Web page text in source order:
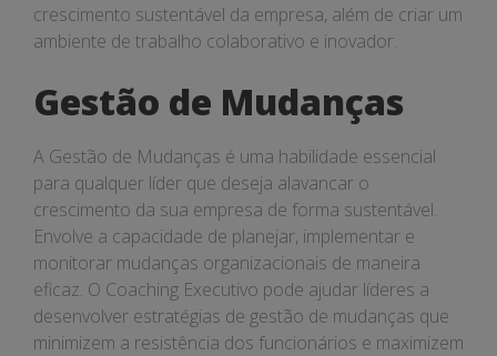
crescimento sustentável da empresa, além de criar um
ambiente de trabalho colaborativo e inovador.
Gestão de Mudanças
A Gestão de Mudanças é uma habilidade essencial
para qualquer líder que deseja alavancar o
crescimento da sua empresa de forma sustentável.
Envolve a capacidade de planejar, implementar e
monitorar mudanças organizacionais de maneira
eficaz. O Coaching Executivo pode ajudar líderes a
desenvolver estratégias de gestão de mudanças que
minimizem a resistência dos funcionários e maximizem